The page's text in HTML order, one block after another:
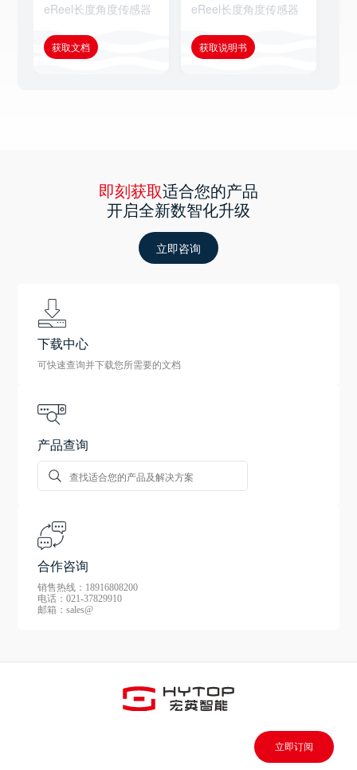
eReel长度角度传感器
获取文档
eReel长度角度传感器
获取说明书
即刻获取适合您的产品
开启全新数智化升级
立即咨询
下载中心
可快速查询并下载您所需要的文档
产品查询
合作咨询
销售热线：18916808200
电话：021-37829910
邮箱：sales@
立即订阅